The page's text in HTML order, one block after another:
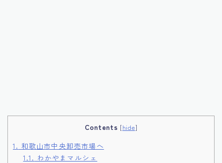
Contents [hide]
1. 和歌山市中央卸売市場へ
1.1. わかやまマルシェ